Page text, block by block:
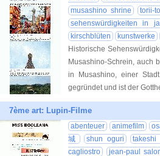
musashino shrine
torii-
sehenswürdigkeiten in
kirschblüten
kunstwerke
Historische
Musashino-Schrein, auch
in Musashino, einer
gegründet und ist der
7ème art: Lupin-Filme
abenteuer animefilm
城
shun oguri takeshi
cagliostro
jean-paul